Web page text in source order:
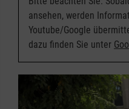
ansehen, werden
Youtube/Google
dazu finden Sie unter